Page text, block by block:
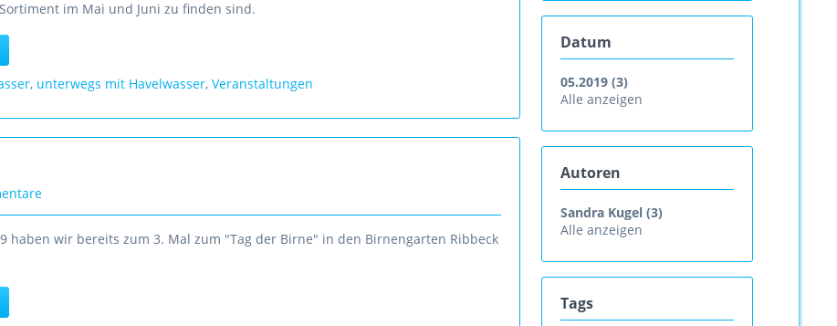
Datum
05.2019 (3)
Alle anzeigen
Autoren
Sandra Kugel (3)
Alle anzeigen
Tags
im Mai und Juni zu finden sind.
, unterwegs mit Havelwasser,Veranstaltungen
haben wir bereits zum 3. Mal zum "Tag der Birne" in den Birnengarten Ribbeck